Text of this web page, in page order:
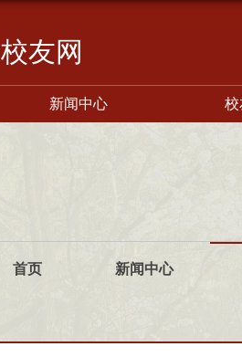
校友网
新闻中心 校
首页 新闻中心